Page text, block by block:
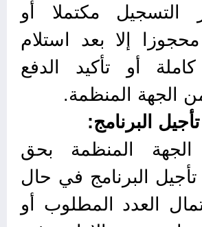
التسجيل مكتملا أو
إلا بعد استلام
كاملة أو تأكيد الدفع
الجهة المنظمة.
تأجيل البرنامج:
المنظمة بحق
تأجيل البرنامج في حال
العدد المطلوب أو